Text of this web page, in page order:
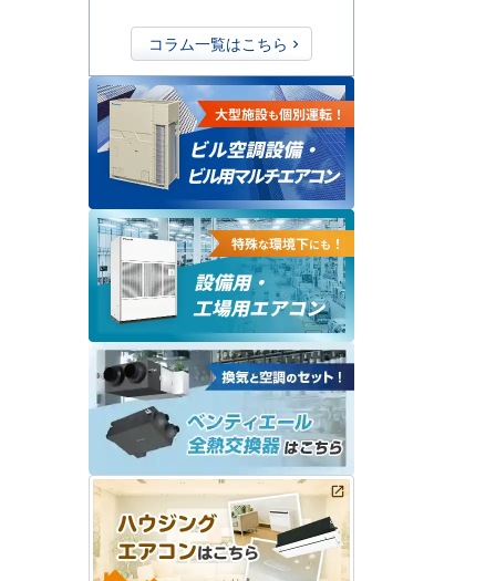
コラム一覧はこちら